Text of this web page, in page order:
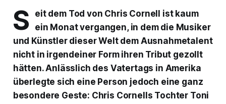
S
eit dem Tod von Chris Cornell ist kaum
ein Monat vergangen, in dem die Musiker
und Künstler dieser Welt dem Ausnahmetalent
nicht in irgendeiner Form ihren Tribut gezollt
hätten. Anlässlich des Vatertags in Amerika
überlegte sich eine Person jedoch eine ganz
besondere Geste: Chris Cornells Tochter Toni